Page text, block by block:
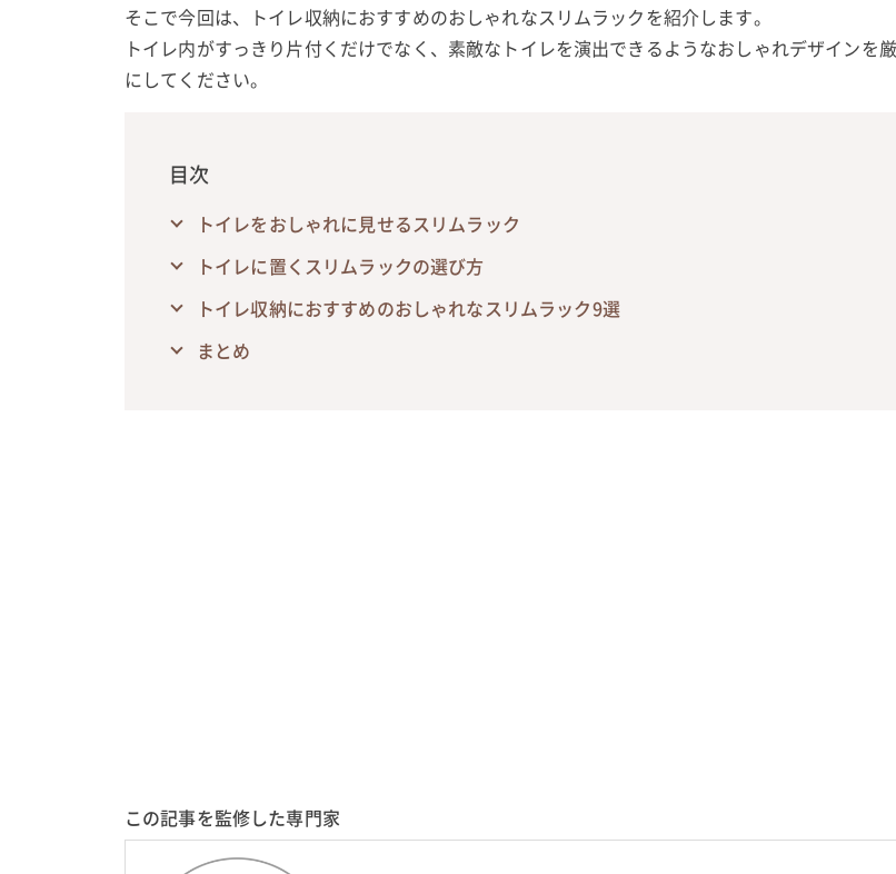
そこで今回は、トイレ収納におすすめのおしゃれなスリムラックを紹介します。
トイレ内がすっきり片付くだけでなく、素敵なトイレを演出できるようなおしゃれデザインを
にしてください。
目次
トイレをおしゃれに見せるスリムラック
トイレに置くスリムラックの選び方
トイレ収納におすすめのおしゃれなスリムラック9選
まとめ
この記事を監修した専門家